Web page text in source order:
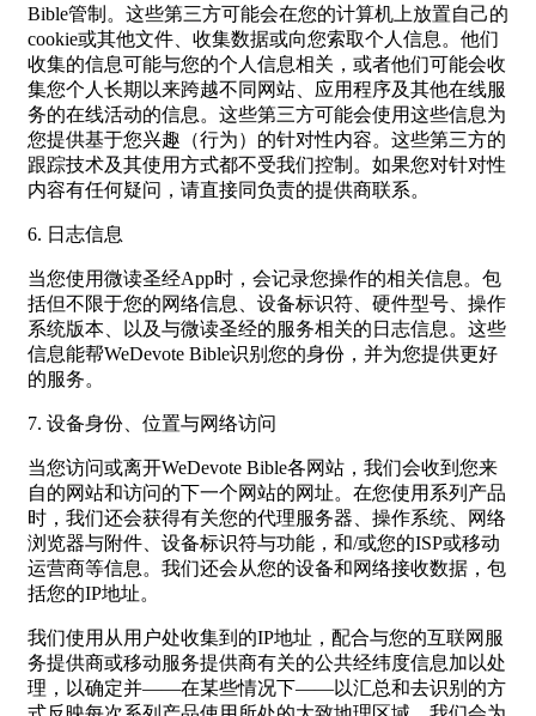
Bible管制。这些第三方可能会在您的计算机上放置自己的
cookie或其他文件、收集数据或向您索取个人信息。他们
收集的信息可能与您的个人信息相关，或者他们可能会收
集您个人长期以来跨越不同网站、应用程序及其他在线服
务的在线活动的信息。这些第三方可能会使用这些信息为
您提供基于您兴趣（行为）的针对性内容。这些第三方的
跟踪技术及其使用方式都不受我们控制。如果您对针对性
内容有任何疑问，请直接同负责的提供商联系。
6. 日志信息
当您使用微读圣经App时，会记录您操作的相关信息。包
括但不限于您的网络信息、设备标识符、硬件型号、操作
系统版本、以及与微读圣经的服务相关的日志信息。这些
信息能帮WeDevote Bible识别您的身份，并为您提供更好
的服务。
7. 设备身份、位置与网络访问
当您访问或离开WeDevote Bible各网站，我们会收到您来
自的网站和访问的下一个网站的网址。在您使用系列产品
时，我们还会获得有关您的代理服务器、操作系统、网络
浏览器与附件、设备标识符与功能，和/或您的ISP或移动
运营商等信息。我们还会从您的设备和网络接收数据，包
括您的IP地址。
我们使用从用户处收集到的IP地址，配合与您的互联网服
务提供商或移动服务提供商有关的公共经纬度信息加以处
理，以确定并——在某些情况下——以汇总和去识别的方